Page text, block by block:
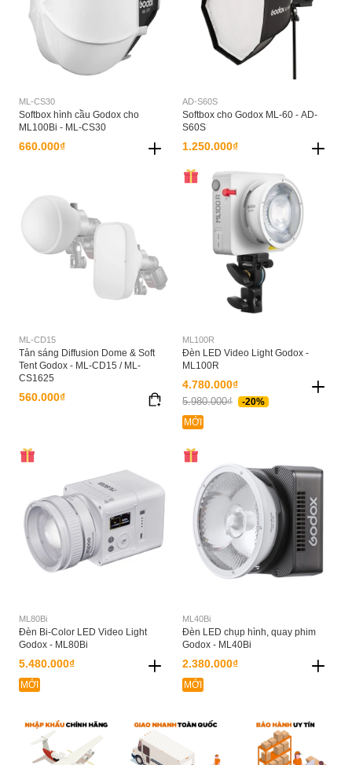
ML-CS30
Softbox hình cầu Godox cho
ML100Bi - ML-CS30
660.000₫
AD-S60S
Softbox cho Godox ML-60 - AD-
S60S
1.250.000₫
ML-CD15
Tản sáng Diffusion Dome & Soft
Tent Godox - ML-CD15 / ML-
CS1625
560.000₫
ML100R
Đèn LED Video Light Godox -
ML100R
4.780.000₫
5.980.000₫
-20%
MỚI
ML80Bi
Đèn Bi-Color LED Video Light
Godox - ML80Bi
5.480.000₫
MỚI
ML40Bi
Đèn LED chụp hình, quay phim
Godox - ML40Bi
2.380.000₫
MỚI